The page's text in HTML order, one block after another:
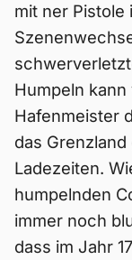
mit ner Pistole
Humpeln
Hafenmeister
das
Ladezeiten.
humpelnden
immer noch
dass im Jahr